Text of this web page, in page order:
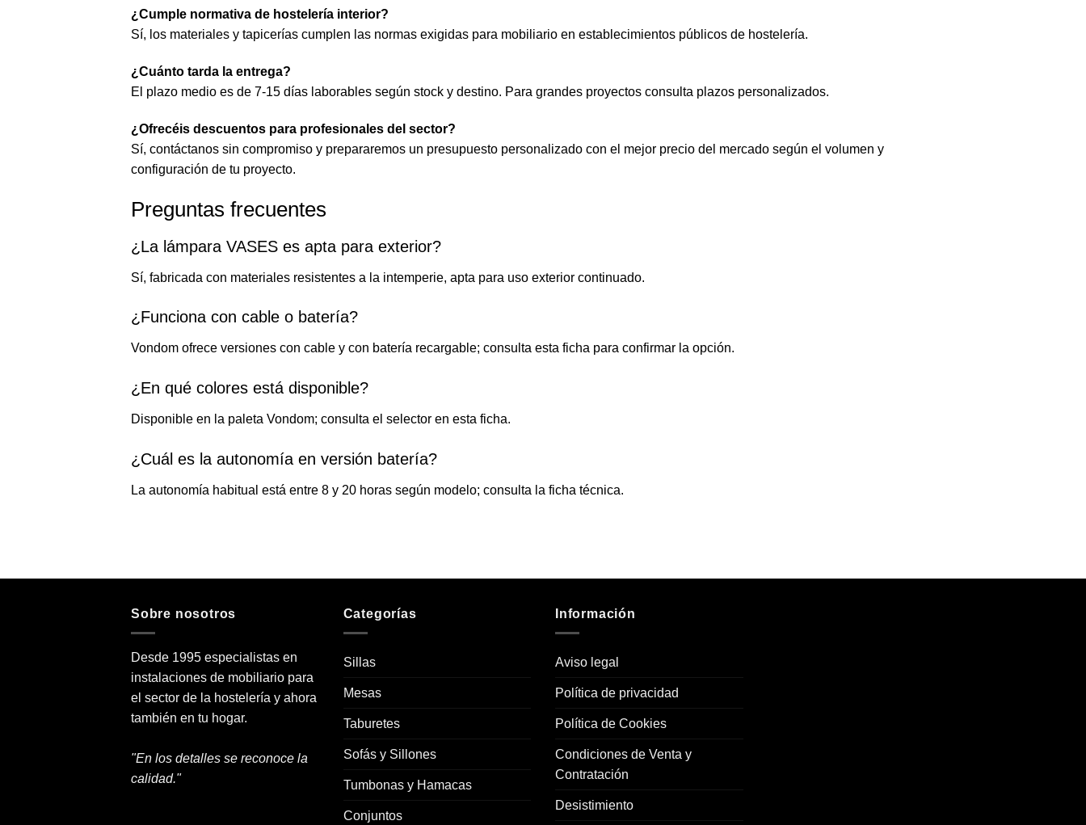
¿Cumple normativa de hostelería interior?
Sí, los materiales y tapicerías cumplen las normas exigidas para mobiliario en establecimientos públicos de hostelería.
¿Cuánto tarda la entrega?
El plazo medio es de 7-15 días laborables según stock y destino. Para grandes proyectos consulta plazos personalizados.
¿Ofrecéis descuentos para profesionales del sector?
Sí, contáctanos sin compromiso y prepararemos un presupuesto personalizado con el mejor precio del mercado según el volumen y
configuración de tu proyecto.
Preguntas frecuentes
¿La lámpara VASES es apta para exterior?
Sí, fabricada con materiales resistentes a la intemperie, apta para uso exterior continuado.
¿Funciona con cable o batería?
Vondom ofrece versiones con cable y con batería recargable; consulta esta ficha para confirmar la opción.
¿En qué colores está disponible?
Disponible en la paleta Vondom; consulta el selector en esta ficha.
¿Cuál es la autonomía en versión batería?
La autonomía habitual está entre 8 y 20 horas según modelo; consulta la ficha técnica.
Sobre nosotros
Desde 1995 especialistas en
instalaciones de mobiliario para
el sector de la hostelería y ahora
también en tu hogar.
"En los detalles se reconoce la
calidad."
Categorías
Sillas
Mesas
Taburetes
Sofás y Sillones
Tumbonas y Hamacas
Conjuntos
Información
Aviso legal
Política de privacidad
Política de Cookies
Condiciones de Venta y
Contratación
Desistimiento